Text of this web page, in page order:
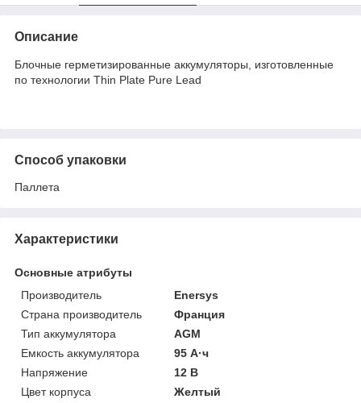
Описание
Блочные герметизированные аккумуляторы, изготовленные
по технологии Thin Plate Pure Lead
Способ упаковки
Паллета
Характеристики
Основные атрибуты
Производитель
Enersys
Страна производитель
Франция
Тип аккумулятора
AGM
Емкость аккумулятора
95 А·ч
Напряжение
12 В
Цвет корпуса
Желтый